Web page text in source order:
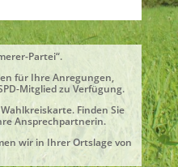
Partei“.
für Ihre Anregungen,
Mitglied zu Verfügung.
Finden Sie
Ansprechpartnerin.
wir in Ihrer Ortslage von